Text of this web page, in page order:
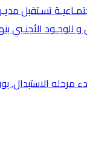
تسـتقبل
للوجـود الأجنـبي
مرحله الاستبدال.